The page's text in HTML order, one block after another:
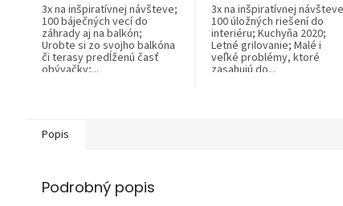
3x na inšpiratívnej návšteve;
100 báječných vecí do
záhrady aj na balkón;
Urobte si zo svojho balkóna
či terasy predĺženú časť
obývačky;...
3x na inšpiratívnej
100 úložných riešení do
interiéru; Kuchyňa 2020;
Letné grilovanie; Malé i
veľké problémy, ktoré
zasahujú do...
Popis
Podrobný popis